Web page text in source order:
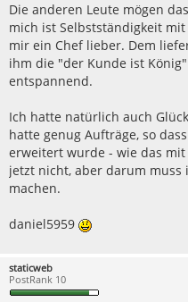
Die anderen Leute mögen
mich ist Selbstständigkeit
mir ein Chef lieber. Dem
ihm die "der Kunde ist
entspannend.
Ich hatte natürlich auch
hatte genug Aufträge, so
erweitert wurde - wie das
jetzt nicht, aber darum muss
machen.
daniel5959
staticweb
PostRank 10